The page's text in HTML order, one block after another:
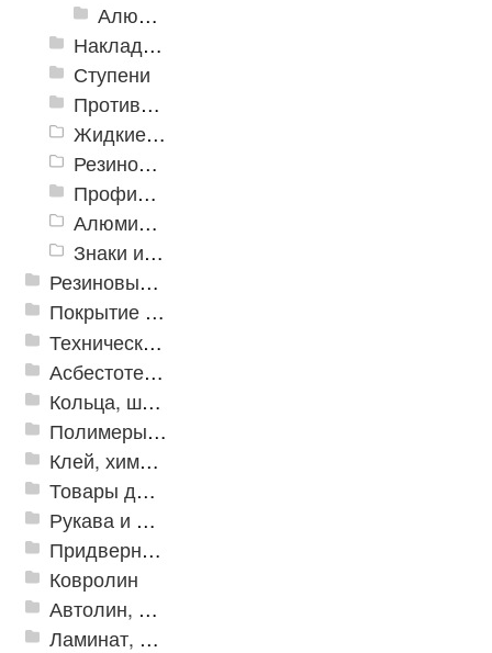
Алюминиевый угол-порог с резиновой вставкой
Накладки противоскользящие резиновые
Ступени
Противоскользящие ленты
Жидкие противоскользящие средства
Резиновый профиль с алюминиевой вставкой «NoSlip»
Профили закладные
Алюминиевый профиль для ленты
Знаки из полистирола для разметки пола
Резиновые и ПВХ дорожки
Покрытие из резиновой крошки
Техническая резина
Асбестотехнические и теплоизоляционные материалы
Кольца, шайбы, манжеты
Полимеры и пластики
Клей, химия, сопутствующие товары
Товары для дома
Рукава и шланги промышленные
Придверные решетки
Ковролин
Автолин, Транслин, Линолеум
Ламинат, Кварцвиниловая плитка SPC